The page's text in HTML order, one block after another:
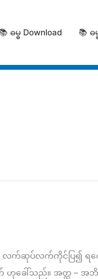
📚 ဓမ္ဓ Download 📚 ဓ
လက်​ဆုပ်လက်​ကိုင်​ပြ၍ ရ​က
ဟုခေါ်သည်။ အတ္ထ –